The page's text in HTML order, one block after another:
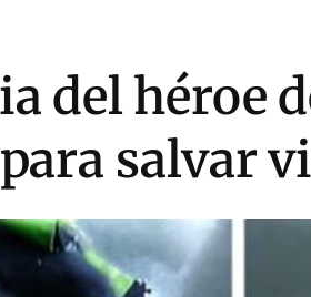
del héroe
salvar